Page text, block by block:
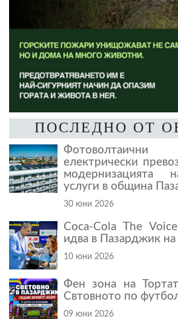
ПОСЛЕДНО ОТ
електрически
модернизацията
услуги в община
30 юни 2026
Coca-Cola The
идва в Пазарджик
10 юни 2026
Фен зона на
Свтовното по
09 юни 2026